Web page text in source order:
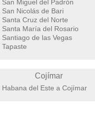
San Miguel del Padrón
San Nicolás de Bari
Santa Cruz del Norte
Santa María del Rosario
Santiago de las Vegas
Tapaste
Cojímar
Habana del Este a Cojímar